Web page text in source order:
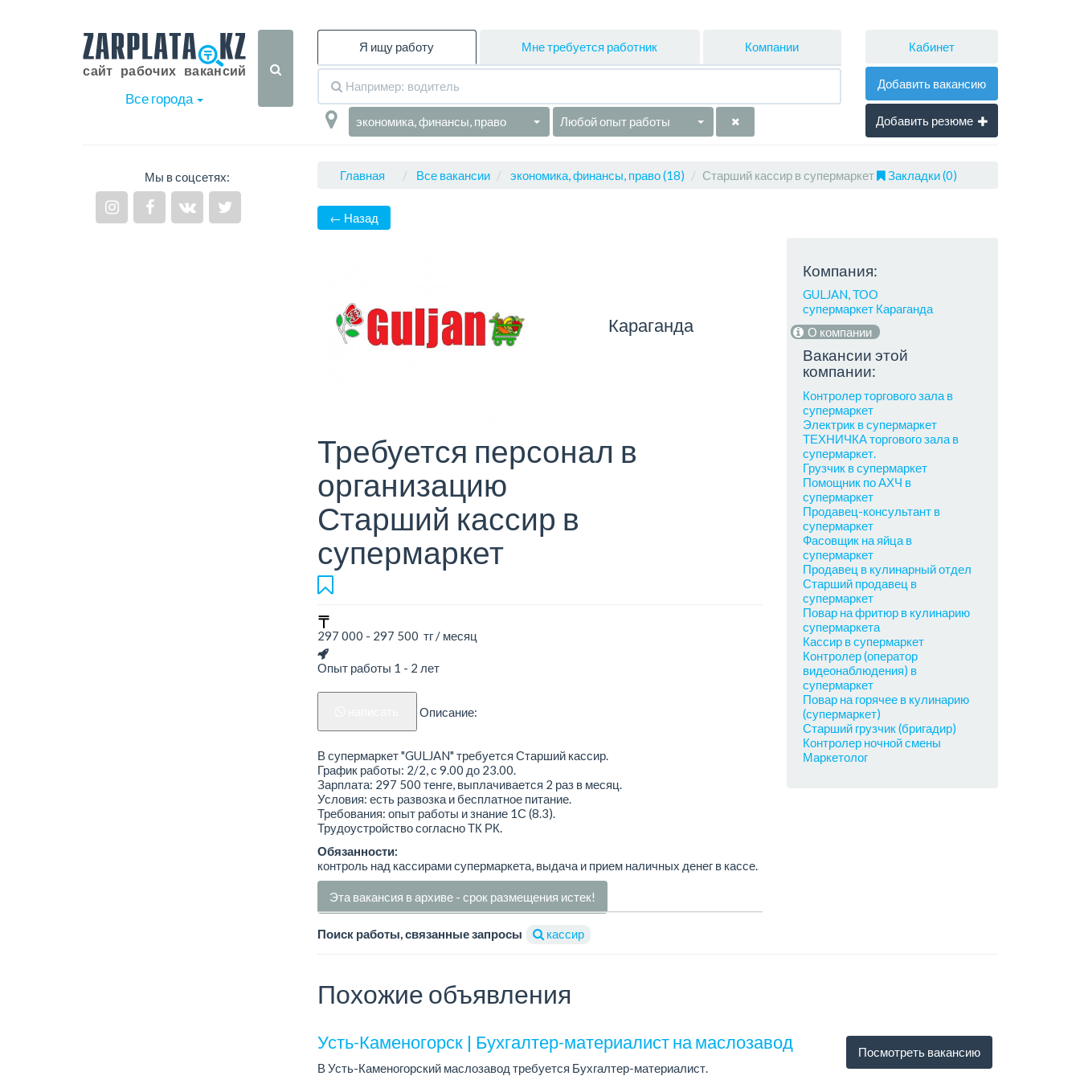
Все города
Я ищу работу Мне требуется работник Компании
экономика, финансы, право Любой опыт работы
Кабинет
Добавить вакансию
Добавить резюме
Мы в соцсетях: Главная Все вакансии экономика, финансы, право (18) Старший кассир в супермаркет Закладки (0)
← Назад
Караганда
Требуется персонал в
организацию
Старший кассир в
супермаркет
297 000 - 297 500 тг / месяц
Опыт работы 1 - 2 лет
Описание:
В супермаркет "GULJAN" требуется Старший кассир.
График работы: 2/2, с 9.00 до 23.00.
Зарплата: 297 500 тенге, выплачивается 2 раз в месяц.
Условия: есть развозка и бесплатное питание.
Требования: опыт работы и знание 1С (8.3).
Трудоустройство согласно ТК РК.
Обязанности:
контроль над кассирами супермаркета, выдача и прием наличных денег в кассе.
Эта вакансия в архиве - срок размещения истек!
Поиск работы, связанные запросы кассир
Компания:
GULJAN, ТОО
супермаркет Караганда
О компании
Вакансии этой
компании:
Контролер торгового зала в
супермаркет
Электрик в супермаркет
ТЕХНИЧКА торгового зала в
супермаркет.
Грузчик в супермаркет
Помощник по АХЧ в
супермаркет
Продавец-консультант в
супермаркет
Фасовщик на яйца в
супермаркет
Продавец в кулинарный отдел
Старший продавец в
супермаркет
Повар на фритюр в кулинарию
супермаркета
Кассир в супермаркет
Контролер (оператор
видеонаблюдения) в
супермаркет
Повар на горячее в кулинарию
(супермаркет)
Старший грузчик (бригадир)
Контролер ночной смены
Маркетолог
Похожие объявления
Усть-Каменогорск | Бухгалтер-материалист на маслозавод
В Усть-Каменогорский маслозавод требуется Бухгалтер-материалист.
Посмотреть вакансию